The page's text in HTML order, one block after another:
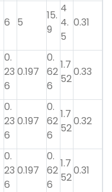
6 5
15.
9
4
4.
5
0.31
0.
23
6
0.197
0.
62
6
1.7
52
0.33
0.
23
6
0.197
0.
62
6
1.7
52
0.32
0.
23
6
0.197
0.
62
6
1.7
52
0.31